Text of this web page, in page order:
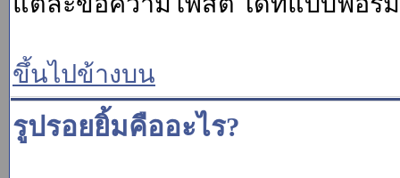
ขึ้นไปข้างบน
รูปรอยยิ้มคืออะไร?